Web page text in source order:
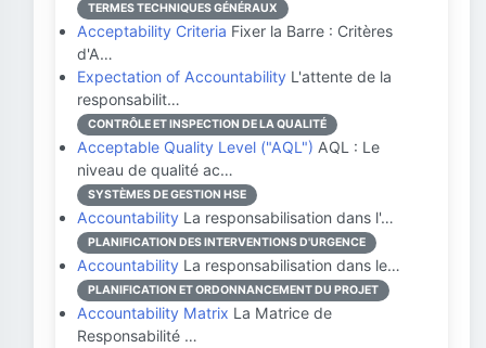
TERMES TECHNIQUES GÉNÉRAUX
Acceptability Criteria Fixer la Barre : Critères
d'A…
Expectation of Accountability L'attente de la
responsabilit…
CONTRÔLE ET INSPECTION DE LA QUALITÉ
Acceptable Quality Level ("AQL") AQL : Le
niveau de qualité ac…
SYSTÈMES DE GESTION HSE
Accountability La responsabilisation dans l'…
PLANIFICATION DES INTERVENTIONS D'URGENCE
Accountability La responsabilisation dans le…
PLANIFICATION ET ORDONNANCEMENT DU PROJET
Accountability Matrix La Matrice de
Responsabilité …